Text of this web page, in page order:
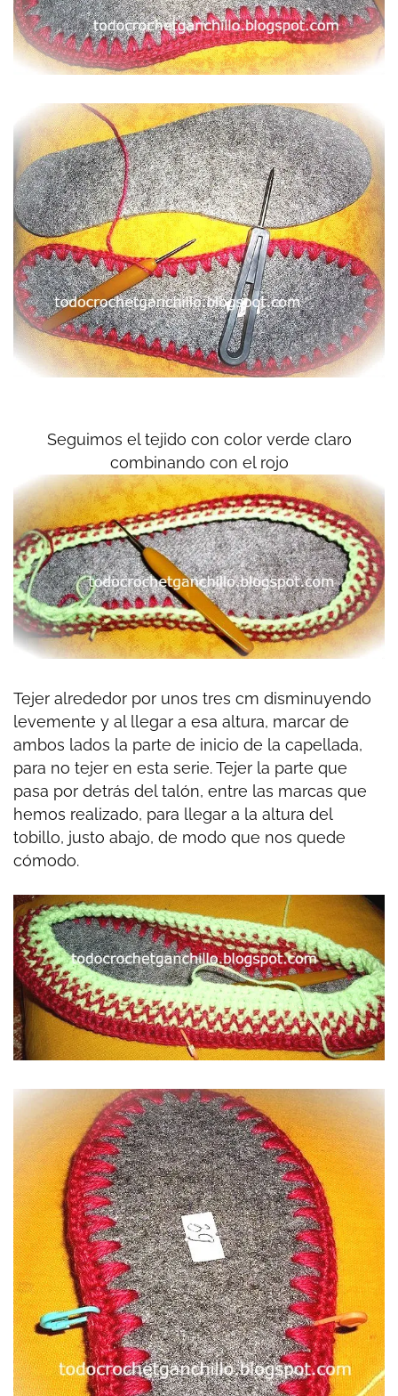
Seguimos el tejido con color verde claro
combinando con el rojo
Tejer alrededor por unos tres cm disminuyendo
levemente y al llegar a esa altura, marcar de
ambos lados la parte de inicio de la capellada,
para no tejer en esta serie. Tejer la parte que
pasa por detrás del talón, entre las marcas que
hemos realizado, para llegar a la altura del
tobillo, justo abajo, de modo que nos quede
cómodo.